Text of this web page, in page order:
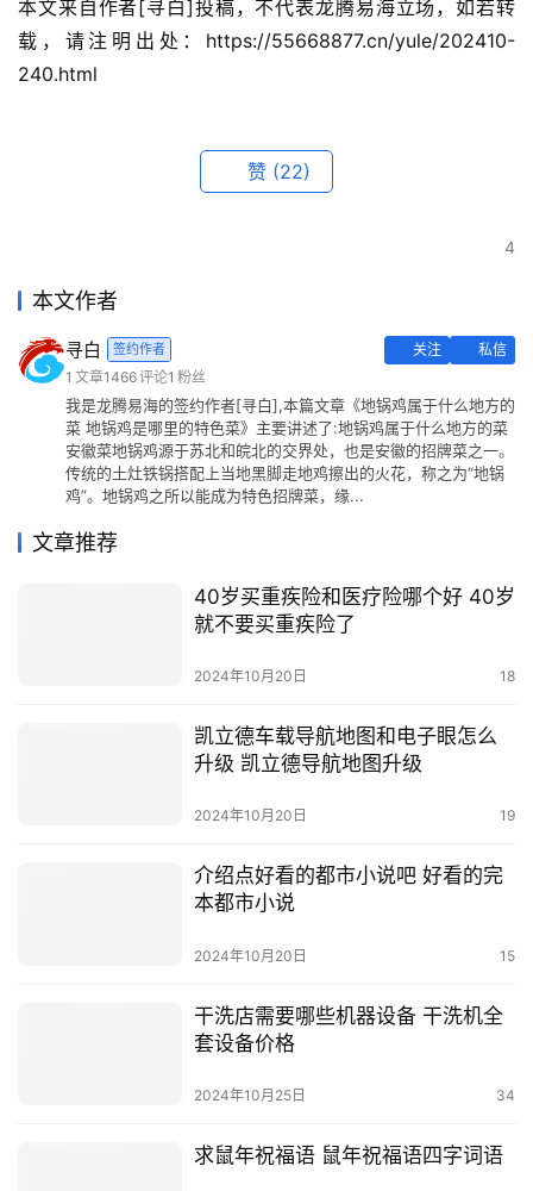
本文来自作者[寻白]投稿，不代表龙腾易海立场，如若转
载，请注明出处：https://55668877.cn/yule/202410-
240.html
赞 (22)
4
本文作者
寻白 签约作者 关注
私信
1 文章1466评论1 粉丝
我是龙腾易海的签约作者[寻白],本篇文章《地锅鸡属于什么地方的
菜 地锅鸡是哪里的特色菜》主要讲述了:地锅鸡属于什么地方的菜
安徽菜地锅鸡源于苏北和皖北的交界处，也是安徽的招牌菜之一。
传统的土灶铁锅搭配上当地黑脚走地鸡擦出的火花，称之为“地锅
鸡”。地锅鸡之所以能成为特色招牌菜，缘...
文章推荐
40岁买重疾险和医疗险哪个好 40岁
就不要买重疾险了
2024年10月20日 18
凯立德车载导航地图和电子眼怎么
升级 凯立德导航地图升级
2024年10月20日 19
介绍点好看的都市小说吧 好看的完
本都市小说
2024年10月20日 15
干洗店需要哪些机器设备 干洗机全
套设备价格
2024年10月25日 34
求鼠年祝福语 鼠年祝福语四字词语